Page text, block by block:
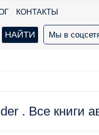
КОНТАКТЫ
Мы в
. Все книги